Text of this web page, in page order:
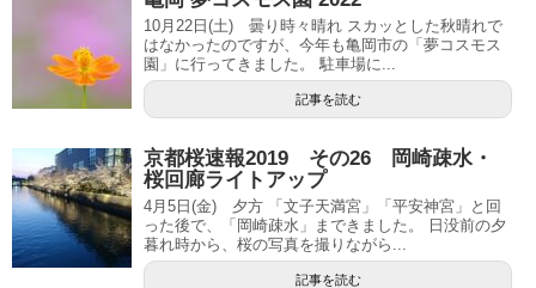
10月22日(土) 曇り時々晴れ スカッとした秋晴れで
はなかったのですが、今年も亀岡市の「夢コスモス
園」に行ってきました。 駐車場に...
記事を読む
京都桜速報2019 その26 岡崎疎水・
桜回廊ライトアップ
4月5日(金) 夕方 「文子天満宮」「平安神宮」と回
った後で、「岡崎疎水」まできました。 日没前の夕
暮れ時から、桜の写真を撮りながら...
記事を読む